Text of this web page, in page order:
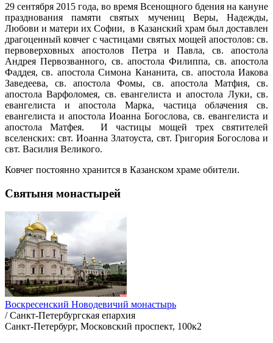
29 сентября 2015 года, во время Всенощного бдения на кануне
празднования памяти святых мучениц Веры, Надежды,
Любови и матери их Софии, в Казанский храм был доставлен
драгоценный ковчег с частицами святых мощей апостолов: св.
первоверховных апостолов Петра и Павла, св. апостола
Андрея Первозванного, св. апостола Филиппа, св. апостола
Фаддея, св. апостола Симона Кананита, св. апостола Иакова
Заведеева, св. апостола Фомы, св. апостола Матфия, св.
апостола Варфоломея, св. евангелиста и апостола Луки, св.
евангелиста и апостола Марка, частица облачения св.
евангелиста и апостола Иоанна Богослова, св. евангелиста и
апостола Матфея. И частицы мощей трех святителей
вселенских: свт. Иоанна Златоуста, свт. Григория Богослова и
свт. Василия Великого.
Ковчег постоянно хранится в Казанском храме обители.
Святыня монастырей
Воскресенский Новодевичий монастырь
/ Санкт-Петербургская епархия
Санкт-Петербург, Московский проспект, 100к2